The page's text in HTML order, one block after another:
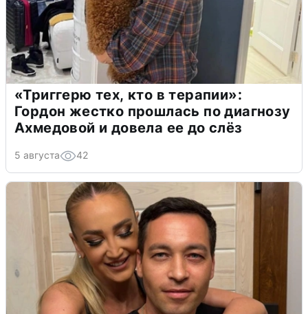
«Триггерю тех, кто в терапии»:
Гордон жестко прошлась по диагнозу
Ахмедовой и довела ее до слёз
5 августа 42